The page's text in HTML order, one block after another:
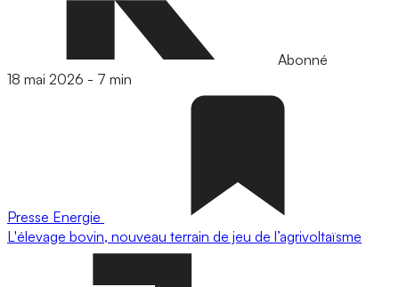
Abonné
18 mai 2026 - 7 min
Presse Energie
L'élevage bovin, nouveau terrain de jeu de l’agrivoltaïsme